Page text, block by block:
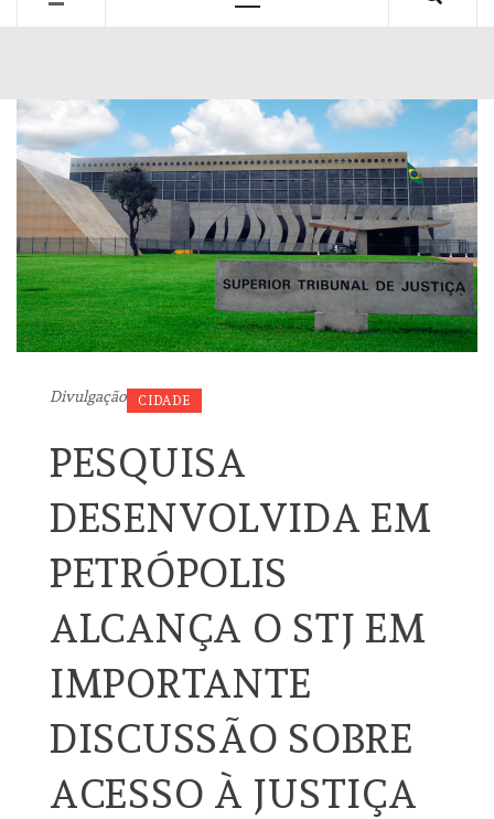
Divulgação CIDADE
PESQUISA
DESENVOLVIDA EM
PETRÓPOLIS
ALCANÇA O STJ EM
IMPORTANTE
DISCUSSÃO SOBRE
ACESSO À JUSTIÇA